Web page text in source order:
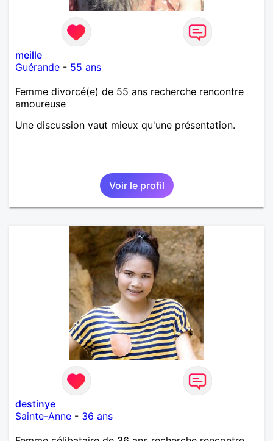
meille
Guérande - 55 ans
Femme divorcé(e) de 55 ans recherche rencontre
amoureuse
Une discussion vaut mieux qu'une présentation.
Voir le profil
destinye
Sainte-Anne - 36 ans